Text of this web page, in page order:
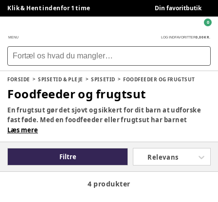
Klik & Hent indenfor 1 time Din favoritbutik
MENU LOG INDFAVORITTER0,00 KR.
0
FORSIDE SPISETID & PLEJE SPISETID FOODFEEDER OG FRUGTSUT
Foodfeeder og frugtsut
En frugtsut gør det sjovt og sikkert for dit barn at udforske
fast føde. Med en foodfeeder eller frugtsut har barnet
mulighed for at få nye smagsoplevelser, og på samme tid
den populære og prisvindende frugtsut fra Kidsme, som
findes i forskellige størrelser.
Læs mere
Filtre Relevans
4 produkter